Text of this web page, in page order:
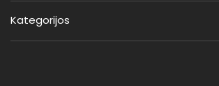
Kategorijos